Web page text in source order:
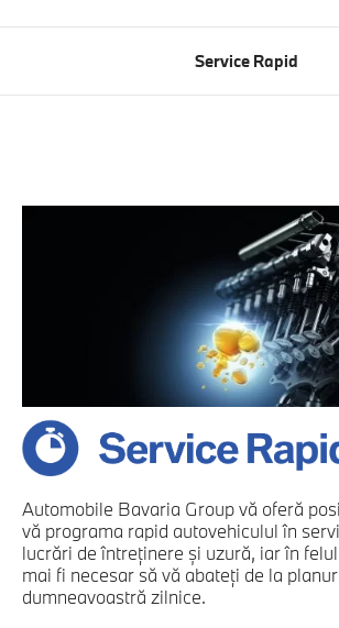
Service Rapid
Automobile Bavaria Group vă oferă
vă programa rapid autovehiculul în
lucrări de întreţinere și uzură, iar în
mai fi necesar să vă abateţi de la
dumneavoastră zilnice.